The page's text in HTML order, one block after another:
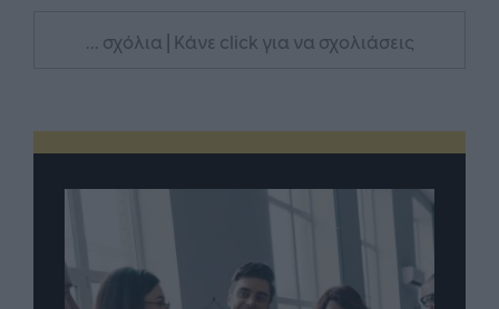
... σχόλια | Κάνε click για να σχολιάσεις